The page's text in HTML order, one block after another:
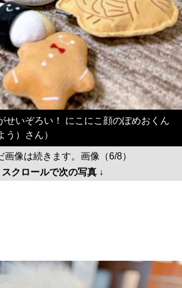
せいぞろい！ にこにこ顔のぽめおくん
う）さん）
画像は続きます。画像（6/8）
スクロールで次の写真 ↓